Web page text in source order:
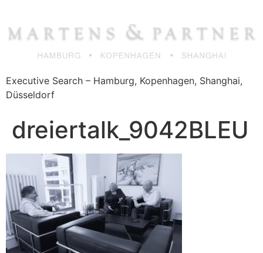
springen
Executive Search – Hamburg, Kopenhagen, Shanghai,
Düsseldorf
dreiertalk_9042BLEU